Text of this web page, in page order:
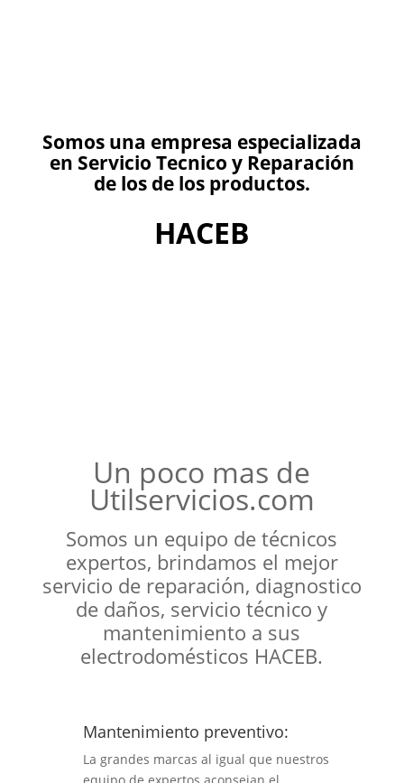
Somos una empresa especializada
en Servicio Tecnico y Reparación
de los de los productos.
HACEB
Un poco mas de
Utilservicios.com
Somos un equipo de técnicos
expertos, brindamos el mejor
servicio de reparación, diagnostico
de daños, servicio técnico y
mantenimiento a sus
electrodomésticos HACEB.
Mantenimiento preventivo:
La grandes marcas al igual que nuestros